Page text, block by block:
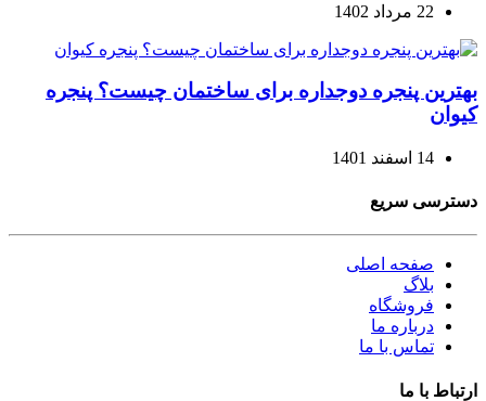
22 مرداد 1402
بهترین پنجره دوجداره برای ساختمان چیست؟ پنجره
کیوان
14 اسفند 1401
دسترسی سریع
صفحه اصلی
بلاگ
فروشگاه
درباره ما
تماس با ما
ارتباط با ما